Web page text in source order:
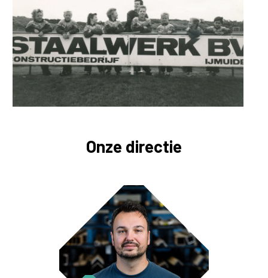
Onze directie